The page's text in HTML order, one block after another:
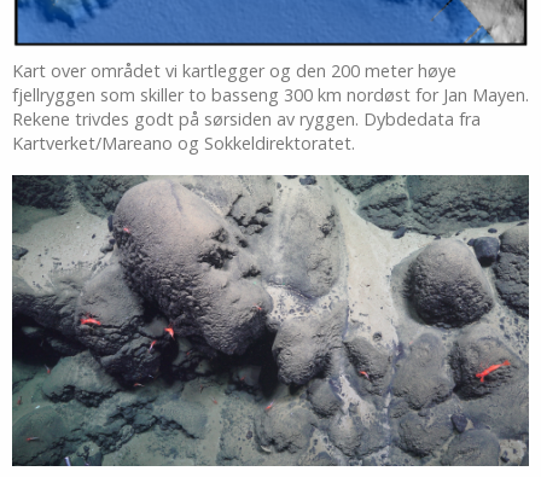
Kart over området vi kartlegger og den 200 meter høye
fjellryggen som skiller to basseng 300 km nordøst for Jan Mayen.
Rekene trivdes godt på sørsiden av ryggen. Dybde­data fra
Kartverket/Mareano og Sokkeldirektoratet.